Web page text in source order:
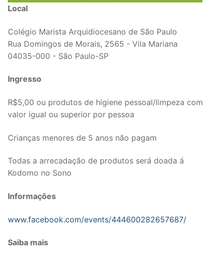
Local
Colégio Marista Arquidiocesano de São Paulo
Rua Domingos de Morais, 2565 - Vila Mariana
04035-000 - São Paulo-SP
Ingresso
R$5,00 ou produtos de higiene pessoal/limpeza com
valor igual ou superior por pessoa
Crianças menores de 5 anos não pagam
Todas a arrecadação de produtos será doada á
Kodomo no Sono
Informações
www.facebook.com/events/444600282657687/
Saiba mais